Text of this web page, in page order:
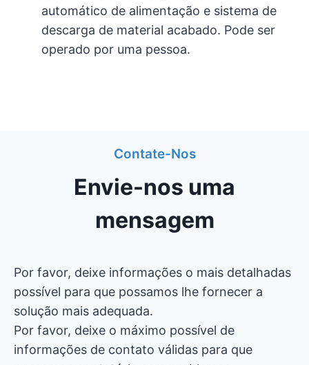
automático de alimentação e sistema de
descarga de material acabado. Pode ser
operado por uma pessoa.
Contate-Nos
Envie-nos uma
mensagem
Por favor, deixe informações o mais detalhadas
possível para que possamos lhe fornecer a
solução mais adequada.
Por favor, deixe o máximo possível de
informações de contato válidas para que